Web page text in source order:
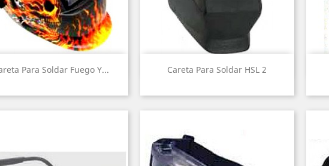
Para Soldar Fuego Y...
Vista rápida Careta Para Soldar HSL 2
 Vista rápida